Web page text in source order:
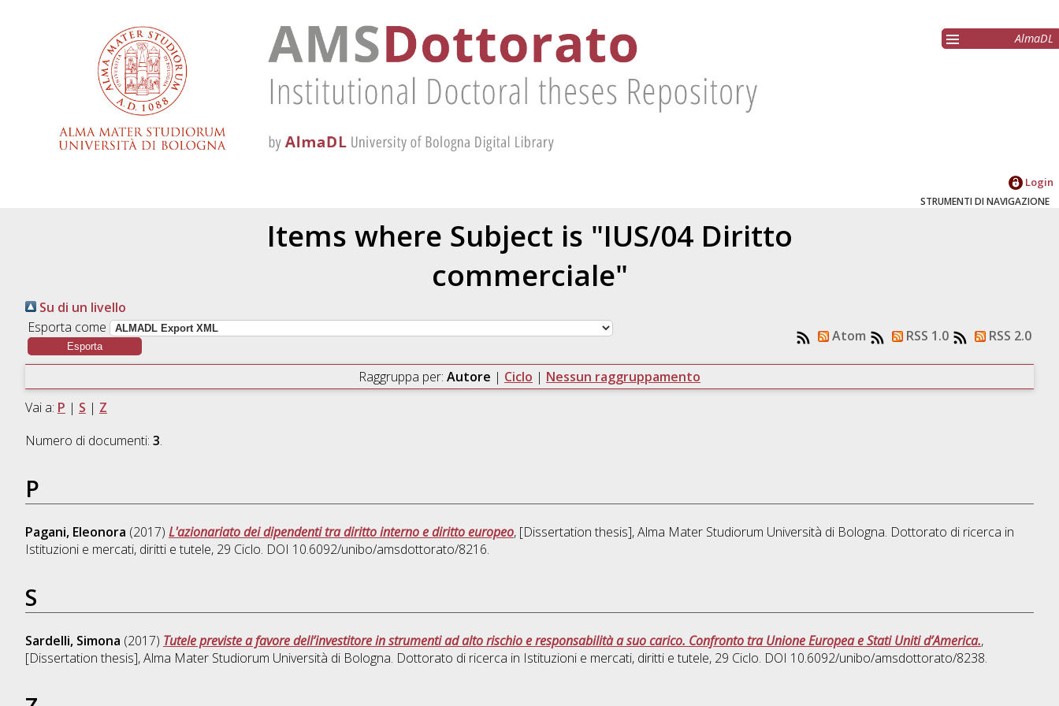
AlmaDL
Login
STRUMENTI DI NAVIGAZIONE
Items where Subject is "IUS/04 Diritto
commerciale"
Su di un livello
Esporta come
Atom RSS 1.0 RSS 2.0
Raggruppa per: Autore | Ciclo | Nessun raggruppamento
Vai a: P | S | Z
Numero di documenti: 3.
P
Pagani, Eleonora (2017) L'azionariato dei dipendenti tra diritto interno e diritto europeo, [Dissertation thesis], Alma Mater Studiorum Università di Bologna. Dottorato di ricerca in
Istituzioni e mercati, diritti e tutele, 29 Ciclo. DOI 10.6092/unibo/amsdottorato/8216.
S
Sardelli, Simona (2017) Tutele previste a favore dell’investitore in strumenti ad alto rischio e responsabilità a suo carico. Confronto tra Unione Europea e Stati Uniti d’America.,
[Dissertation thesis], Alma Mater Studiorum Università di Bologna. Dottorato di ricerca in Istituzioni e mercati, diritti e tutele, 29 Ciclo. DOI 10.6092/unibo/amsdottorato/8238.